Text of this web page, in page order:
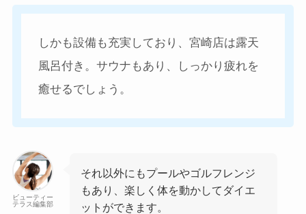
しかも設備も充実しており、宮崎店は露天
風呂付き。サウナもあり、しっかり疲れを
癒せるでしょう。
ビューティー
テラス編集部
それ以外にもプールやゴルフレンジ
もあり、楽しく体を動かしてダイエ
ットができます。